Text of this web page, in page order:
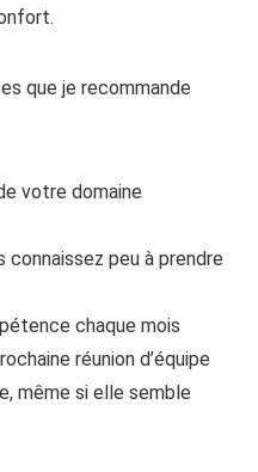
que je recommande
votre domaine
peu à prendre
chaque mois
réunion d’équipe
même si elle semble